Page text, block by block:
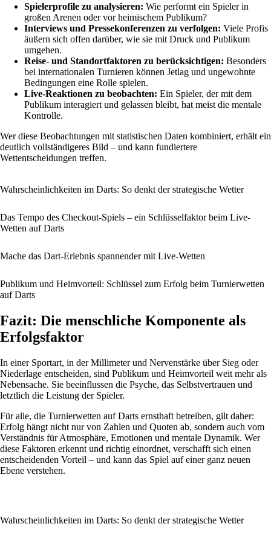
Spielerprofile zu analysieren: Wie performt ein Spieler in
großen Arenen oder vor heimischem Publikum?
Interviews und Pressekonferenzen zu verfolgen: Viele Profis
äußern sich offen darüber, wie sie mit Druck und Publikum
umgehen.
Reise- und Standortfaktoren zu berücksichtigen: Besonders
bei internationalen Turnieren können Jetlag und ungewohnte
Bedingungen eine Rolle spielen.
Live-Reaktionen zu beobachten: Ein Spieler, der mit dem
Publikum interagiert und gelassen bleibt, hat meist die mentale
Kontrolle.
Wer diese Beobachtungen mit statistischen Daten kombiniert, erhält ein
deutlich vollständigeres Bild – und kann fundiertere
Wettentscheidungen treffen.
Wahrscheinlichkeiten im Darts: So denkt der strategische Wetter
Das Tempo des Checkout-Spiels – ein Schlüsselfaktor beim Live-
Wetten auf Darts
Mache das Dart-Erlebnis spannender mit Live-Wetten
Publikum und Heimvorteil: Schlüssel zum Erfolg beim Turnierwetten
auf Darts
Fazit: Die menschliche Komponente als
Erfolgsfaktor
In einer Sportart, in der Millimeter und Nervenstärke über Sieg oder
Niederlage entscheiden, sind Publikum und Heimvorteil weit mehr als
Nebensache. Sie beeinflussen die Psyche, das Selbstvertrauen und
letztlich die Leistung der Spieler.
Für alle, die Turnierwetten auf Darts ernsthaft betreiben, gilt daher:
Erfolg hängt nicht nur von Zahlen und Quoten ab, sondern auch vom
Verständnis für Atmosphäre, Emotionen und mentale Dynamik. Wer
diese Faktoren erkennt und richtig einordnet, verschafft sich einen
entscheidenden Vorteil – und kann das Spiel auf einer ganz neuen
Ebene verstehen.
Wahrscheinlichkeiten im Darts: So denkt der strategische Wetter